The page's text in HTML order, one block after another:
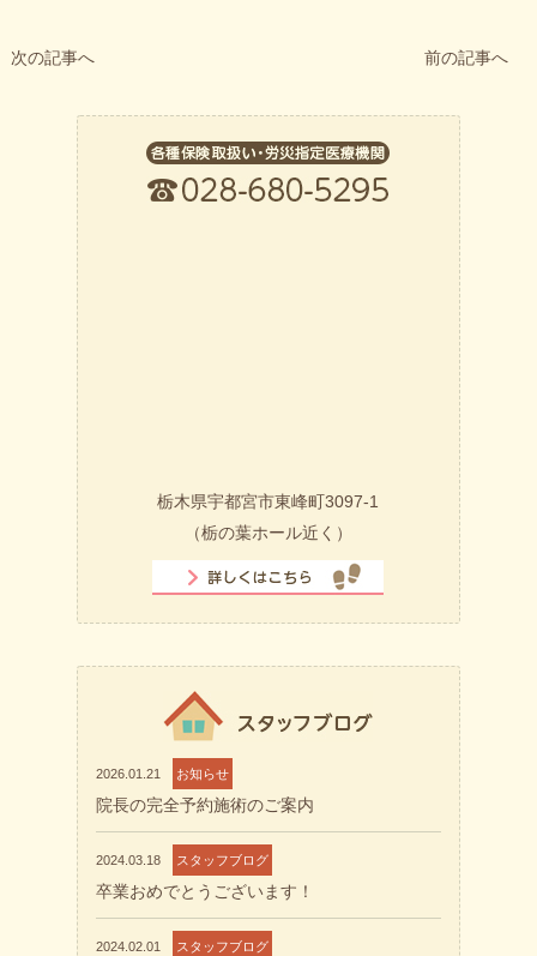
次の記事へ 前の記事へ
栃木県宇都宮市東峰町3097-1
（栃の葉ホール近く）
2026.01.21 お知らせ
院長の完全予約施術のご案内
2024.03.18 スタッフブログ
卒業おめでとうございます！
2024.02.01 スタッフブログ